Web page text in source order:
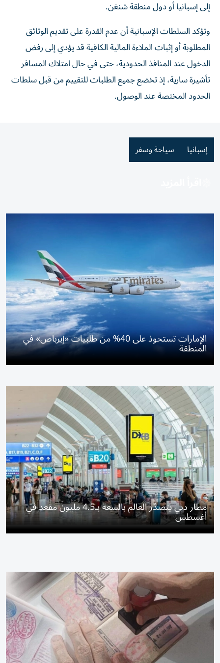
إلى إسبانيا أو دول منطقة شنغن.
وتؤكد السلطات الإسبانية أن عدم القدرة على تقديم الوثائق
المطلوبة أو إثبات الملاءة المالية الكافية قد يؤدي إلى رفض
الدخول عند المنافذ الحدودية، حتى في حال امتلاك المسافر
تأشيرة سارية، إذ تخضع جميع الطلبات للتقييم من قبل سلطات
الحدود المختصة عند الوصول.
إسبانيا سياحة وسفر
الإمارات تستحوذ على 40% من طلبيات «إيرباص» في
المنطقة
مطار دبي يتصدّر العالم بالسعة بـ4.5 مليون مقعد في
أغسطس